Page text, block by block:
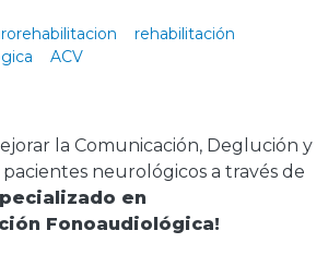
rehabilitación
ACV
Neurorehabilitación
la Comunicación, Deglución y
neurológicos a través de
en
Fonoaudiológica!